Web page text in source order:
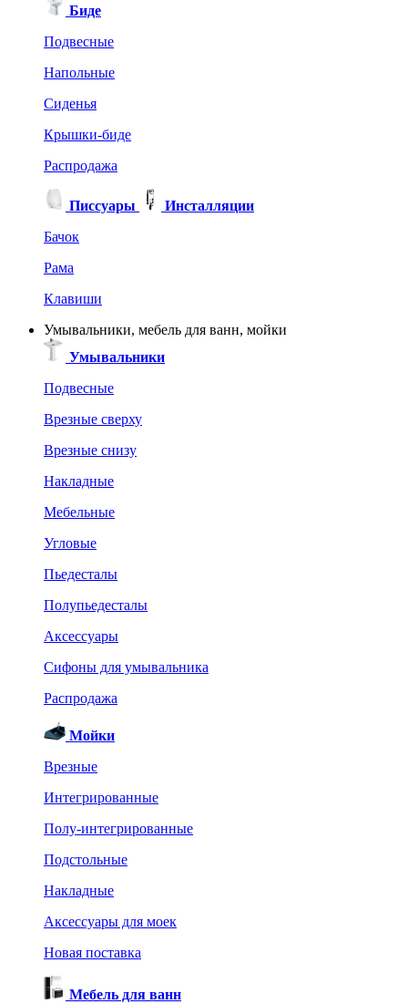
Биде
Подвесные
Напольные
Сиденья
Крышки-биде
Распродажа
Писсуары
Инсталляции
Бачок
Рама
Клавиши
Умывальники, мебель для ванн, мойки
Умывальники
Подвесные
Врезные сверху
Врезные снизу
Накладные
Мебельные
Угловые
Пьедесталы
Полупьедесталы
Аксессуары
Сифоны для умывальника
Распродажа
Мойки
Врезные
Интегрированные
Полу-интегрированные
Подстольные
Накладные
Аксессуары для моек
Новая поставка
Мебель для ванн